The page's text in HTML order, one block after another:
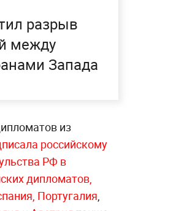
разрыв
между
Запада
из
российскому
РФ в
дипломатов,
Португалия,